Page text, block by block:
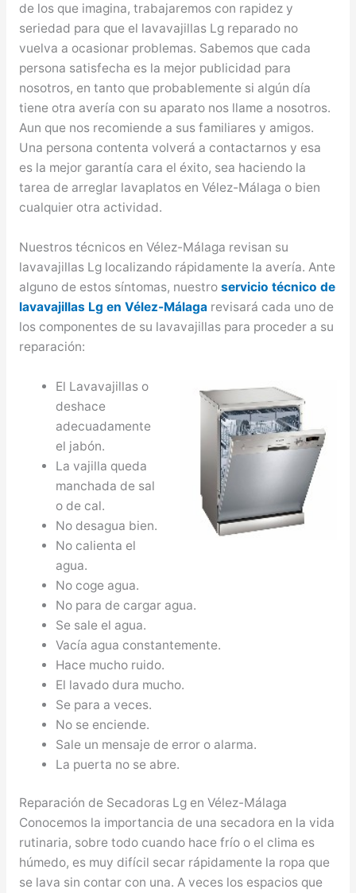
de los que imagina, trabajaremos con rapidez y
seriedad para que el lavavajillas Lg reparado no
vuelva a ocasionar problemas. Sabemos que cada
persona satisfecha es la mejor publicidad para
nosotros, en tanto que probablemente si algún día
tiene otra avería con su aparato nos llame a nosotros.
Aun que nos recomiende a sus familiares y amigos.
Una persona contenta volverá a contactarnos y esa
es la mejor garantía cara el éxito, sea haciendo la
tarea de arreglar lavaplatos en Vélez-Málaga o bien
cualquier otra actividad.
Nuestros técnicos en Vélez-Málaga revisan su
lavavajillas Lg localizando rápidamente la avería. Ante
alguno de estos síntomas, nuestro servicio técnico de
lavavajillas Lg en Vélez-Málaga revisará cada uno de
los componentes de su lavavajillas para proceder a su
reparación:
El Lavavajillas o
deshace
adecuadamente
el jabón.
La vajilla queda
manchada de sal
o de cal.
No desagua bien.
No calienta el
agua.
No coge agua.
No para de cargar agua.
Se sale el agua.
Vacía agua constantemente.
Hace mucho ruido.
El lavado dura mucho.
Se para a veces.
No se enciende.
Sale un mensaje de error o alarma.
La puerta no se abre.
Reparación de Secadoras Lg en Vélez-Málaga
Conocemos la importancia de una secadora en la vida
rutinaria, sobre todo cuando hace frío o el clima es
húmedo, es muy difícil secar rápidamente la ropa que
se lava sin contar con una. A veces los espacios que